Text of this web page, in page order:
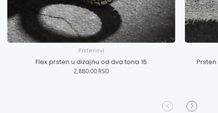
Prstenovi
Flex prsten u dizajnu od dva tona 16
2,880.00 RSD